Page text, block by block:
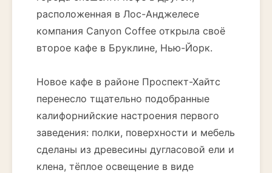
расположенная в Лос-Анджелесе
компания Canyon Coffee открыла своё
второе кафе в Бруклине, Нью-Йорк.
Новое кафе в районе Проспект-Хайтс
перенесло тщательно подобранные
калифорнийские настроения первого
заведения: полки, поверхности и мебель
сделаны из древесины дугласовой ели и
клена, тёплое освещение в виде